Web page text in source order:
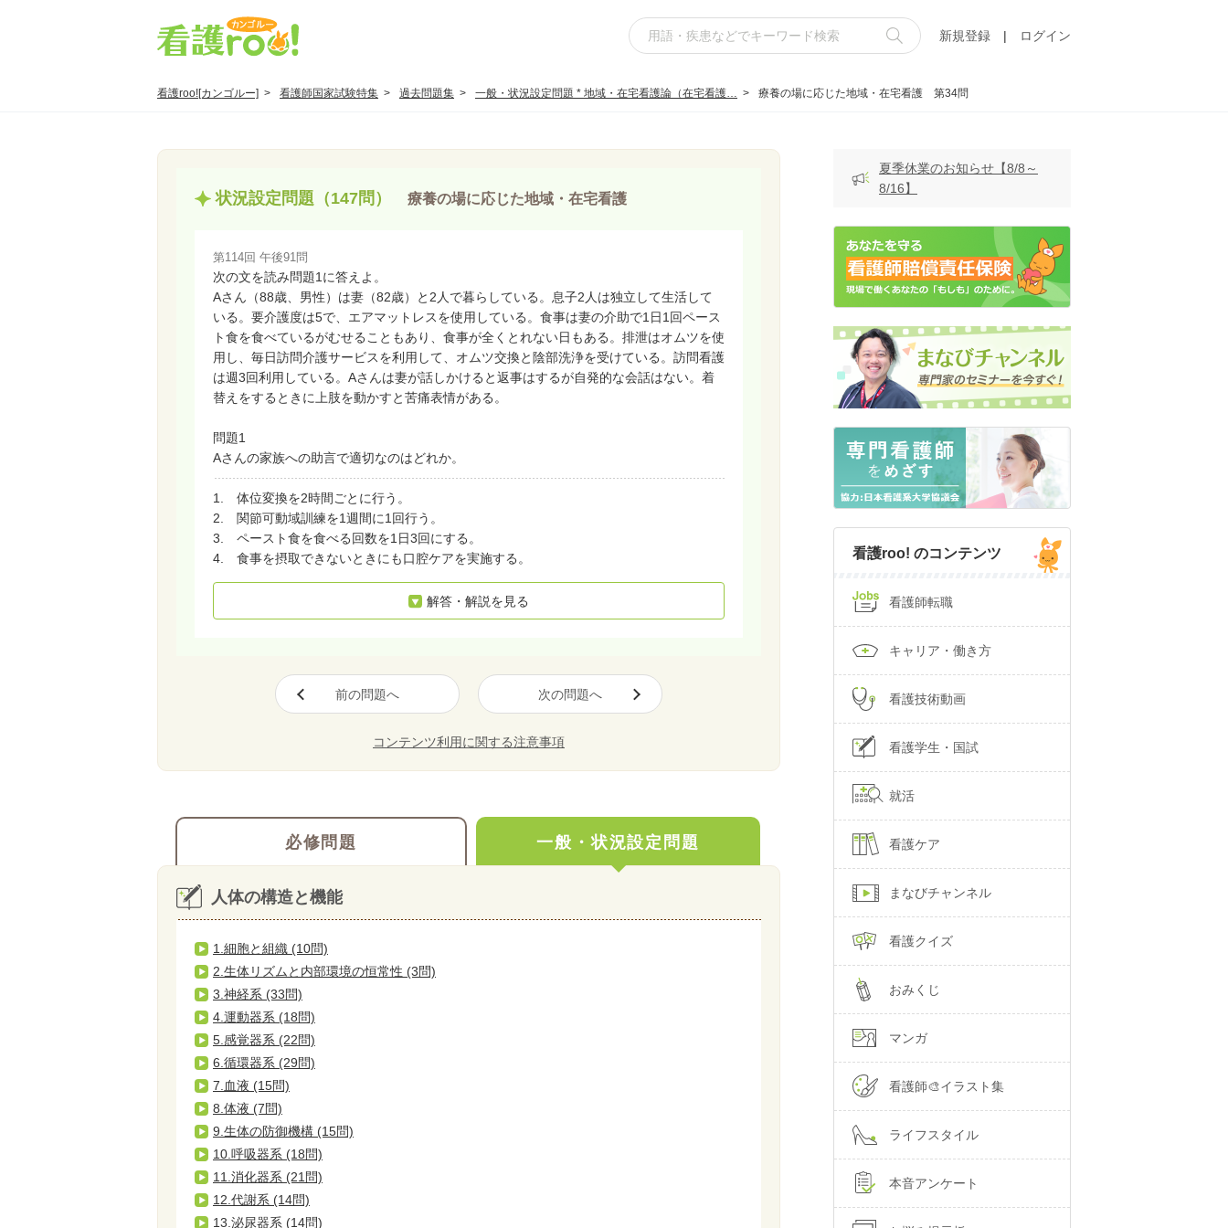
新規登録 | ログイン
看護roo![カンゴルー] 看護師国家試験特集 過去問題集 一般・状況設定問題 * 地域・在宅看護論（在宅看護… 療養の場に応じた地域・在宅看護 第34問
状況設定問題（147問） 療養の場に応じた地域・在宅看護
第114回 午後91問
次の文を読み問題1に答えよ。
Aさん（88歳、男性）は妻（82歳）と2人で暮らしている。息子2人は独立して生活して
いる。要介護度は5で、エアマットレスを使用している。食事は妻の介助で1日1回ペース
ト食を食べているがむせることもあり、食事が全くとれない日もある。排泄はオムツを使
用し、毎日訪問介護サービスを利用して、オムツ交換と陰部洗浄を受けている。訪問看護
は週3回利用している。Aさんは妻が話しかけると返事はするが自発的な会話はない。着
替えをするときに上肢を動かすと苦痛表情がある。
問題1
Aさんの家族への助言で適切なのはどれか。
1. 体位変換を2時間ごとに行う。
2. 関節可動域訓練を1週間に1回行う。
3. ペースト食を食べる回数を1日3回にする。
4. 食事を摂取できないときにも口腔ケアを実施する。
解答・解説を見る
前の問題へ 次の問題へ
コンテンツ利用に関する注意事項
必修問題 一般・状況設定問題
人体の構造と機能
1.細胞と組織 (10問)
2.生体リズムと内部環境の恒常性 (3問)
3.神経系 (33問)
4.運動器系 (18問)
5.感覚器系 (22問)
6.循環器系 (29問)
7.血液 (15問)
8.体液 (7問)
9.生体の防御機構 (15問)
10.呼吸器系 (18問)
11.消化器系 (21問)
12.代謝系 (14問)
13.泌尿器系 (14問)
夏季休業のお知らせ【8/8～
8/16】
看護roo! のコンテンツ
看護師転職
キャリア・働き方
看護技術動画
看護学生・国試
就活
看護ケア
まなびチャンネル
看護クイズ
おみくじ
マンガ
看護師🎨イラスト集
ライフスタイル
本音アンケート